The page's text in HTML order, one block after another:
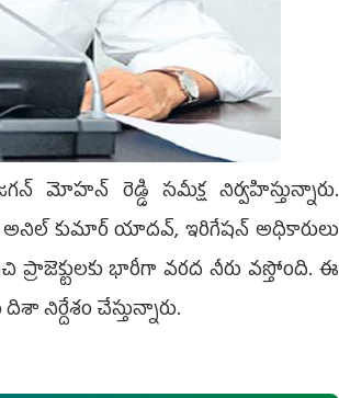
మోహ‌న్ రెడ్డి స‌మీక్ష నిర్వ‌హిస్తున్నారు.
అనిల్ కుమార్ యాద‌వ్‌, ఇరిగేష‌న్ అధికారులు
ప్రాజెక్టుల‌కు భారీగా వ‌ర‌ద నీరు వ‌స్తోంది. ఈ
నిర్దేశం చేస్తున్నారు.